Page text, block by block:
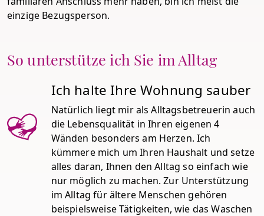
einzige Bezugsperson.
So unterstütze ich Sie im Alltag
Ich halte Ihre Wohnung sauber
Natürlich liegt mir als Alltagsbetreuerin auch
die Lebensqualität in Ihren eigenen 4
Wänden besonders am Herzen. Ich
kümmere mich um Ihren Haushalt und setze
alles daran, Ihnen den Alltag so einfach wie
nur möglich zu machen. Zur Unterstützung
im Alltag für ältere Menschen gehören
beispielsweise Tätigkeiten, wie das Waschen